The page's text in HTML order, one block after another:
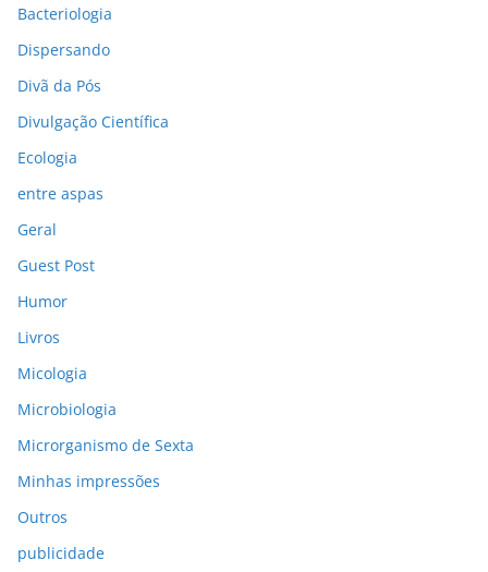
Bacteriologia
Dispersando
Divã da Pós
Divulgação Científica
Ecologia
entre aspas
Geral
Guest Post
Humor
Livros
Micologia
Microbiologia
Microrganismo de Sexta
Minhas impressões
Outros
publicidade